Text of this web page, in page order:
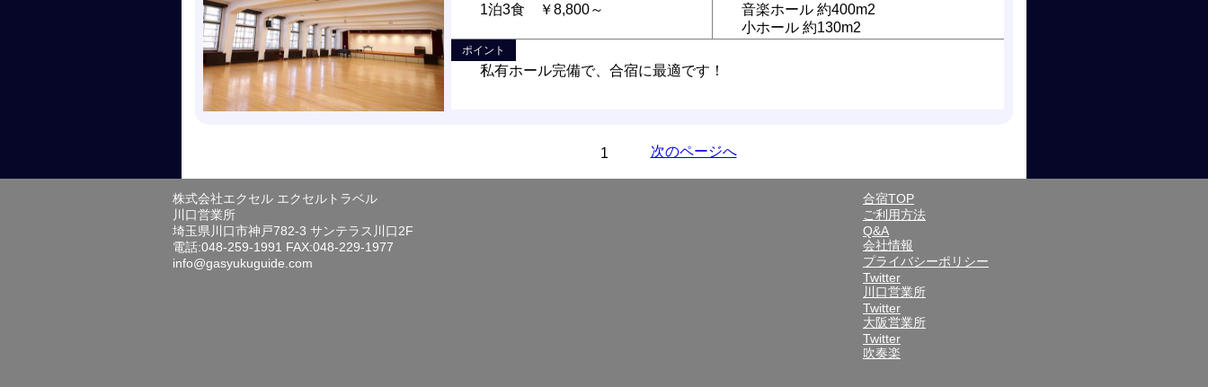
1泊3食 ￥8,800～
音楽ホール 約400m2
小ホール 約130m2
ポイント
私有ホール完備で、合宿に最適です！
1 次のページへ
株式会社エクセル エクセルトラベル
川口営業所
埼玉県川口市神戸782-3 サンテラス川口2F
電話:048-259-1991 FAX:048-229-1977
info@gasyukuguide.com
合宿TOP
ご利用方法
Q&A
会社情報
プライバシーポリシー
Twitter
川口営業所
Twitter
大阪営業所
Twitter
吹奏楽